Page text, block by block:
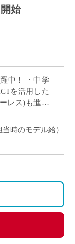
始
中！ ・中学
を活用した
レス)も進ん
時のモデル給）